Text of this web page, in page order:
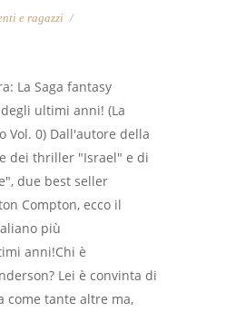
e ragazzi
La Saga fantasy
ultimi anni! (La
Vol. 0) Dall'autore della
dei thriller "Israel" e di
due best seller
Compton, ecco il
più
anni!Chi è
Lei è convinta di
come tante altre ma,